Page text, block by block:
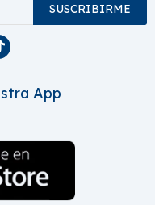
SUSCRIBIRME
App